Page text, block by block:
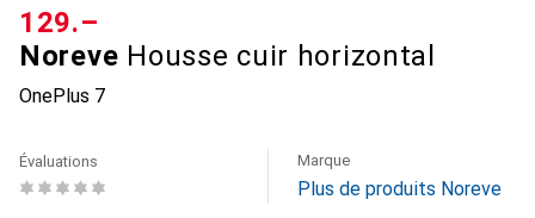
Noreve Housse cuir horizontal
OnePlus 7
CHF
129.–
Évaluations Marque
Plus de produits Noreve